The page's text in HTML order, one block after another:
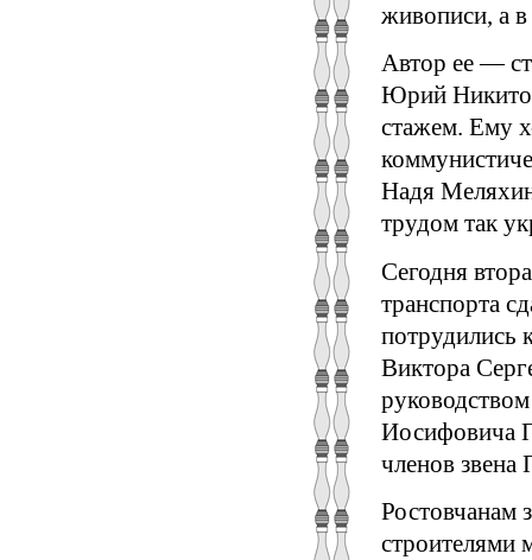
живописи, а в
Автор ее —
Юрий
стажем. Ему
Надя
трудом так
Сегодня
транспорта
потрудились
Виктора
Иосифовича
членов
Ростовчанам